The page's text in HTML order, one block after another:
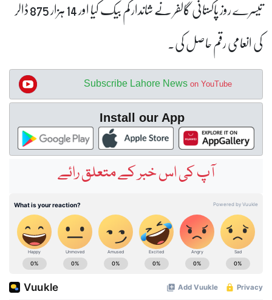
تیسرے روز پاکستانی گالفر نے شاندار کم بیک کیا اور 14 ہزار 875 ڈالر
کی انعامی رقم حاصل کی۔
Subscribe Lahore News on YouTube
Install our App
آپ کی اس خبر کے متعلق رائے